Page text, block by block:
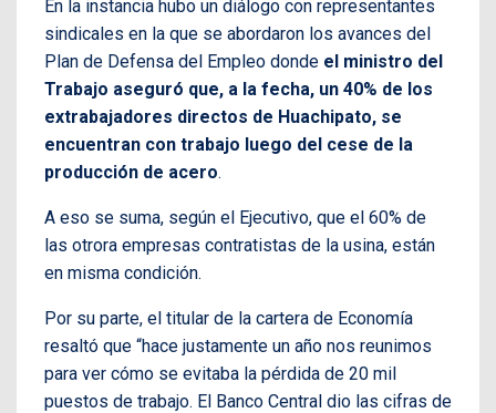
En la instancia hubo un diálogo con representantes
sindicales en la que se abordaron los avances del
Plan de Defensa del Empleo donde el ministro del
Trabajo aseguró que, a la fecha, un 40% de los
extrabajadores directos de Huachipato, se
encuentran con trabajo luego del cese de la
producción de acero.
A eso se suma, según el Ejecutivo, que el 60% de
las otrora empresas contratistas de la usina, están
en misma condición.
Por su parte, el titular de la cartera de Economía
resaltó que “hace justamente un año nos reunimos
para ver cómo se evitaba la pérdida de 20 mil
puestos de trabajo. El Banco Central dio las cifras de